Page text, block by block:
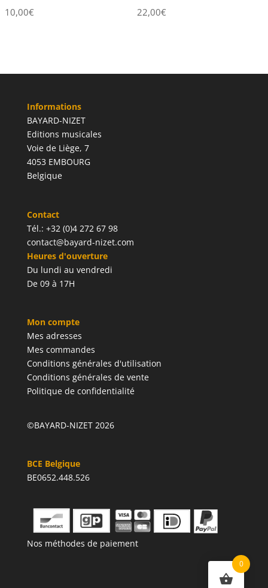
10,00€ 22,00€
Informations
BAYARD-NIZET
Editions musicales
Voie de Liège, 7
4053 EMBOURG
Belgique
Contact
Tél.: +32 (0)4 272 67 98
contact@bayard-nizet.com
Heures d'ouverture
Du lundi au vendredi
De 09 à 17H
Mon compte
Mes adresses
Mes commandes
Conditions générales d'utilisation
Conditions générales de vente
Politique de confidentialité
©BAYARD-NIZET 2026
BCE Belgique
BE0652.448.526
Nos méthodes de paiement
0